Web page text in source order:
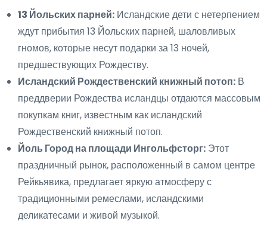
13 Йольских парней: Исландские дети с нетерпением
ждут прибытия 13 Йольских парней, шаловливых
гномов, которые несут подарки за 13 ночей,
предшествующих Рождеству.
Исландский Рождественский книжный потоп: В
преддверии Рождества исландцы отдаются массовым
покупкам книг, известным как исландский
Рождественский книжный потоп.
Йоль Город на площади Ингольфсторг: Этот
праздничный рынок, расположенный в самом центре
Рейкьявика, предлагает яркую атмосферу с
традиционными ремеслами, исландскими
деликатесами и живой музыкой.